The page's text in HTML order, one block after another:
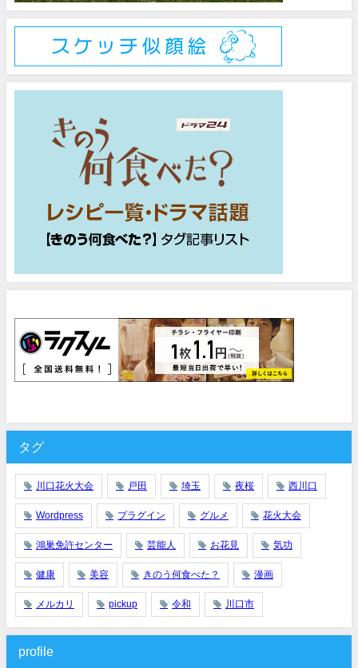
タグ
川口花火大会 戸田 埼玉 夜桜 西川口
Wordpress プラグイン グルメ 花火大会
鴻巣免許センター 芸能人 お花見 気功
健康 美容 きのう何食べた？ 漫画
メルカリ pickup 令和 川口市
profile